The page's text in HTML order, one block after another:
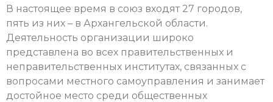
В настоящее время в союз входят 27 городов,
пять из них – в Архангельской области.
Деятельность организации широко
представлена во всех правительственных и
неправительственных институтах, связанных с
вопросами местного самоуправления и занимает
достойное место среди общественных